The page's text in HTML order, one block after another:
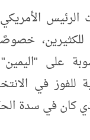
الرئيس
على
للفوز في
كان في سدة